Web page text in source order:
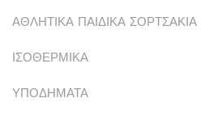
ΑΘΛΗΤΙΚΑ ΠΑΙΔΙΚΑ ΣΟΡΤΣΑΚΙΑ
ΙΣΟΘΕΡΜΙΚΑ
ΥΠΟΔΗΜΑΤΑ